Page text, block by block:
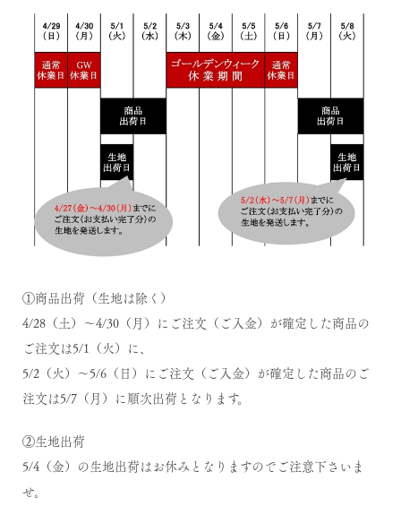
①商品出荷（生地は除く）
4/28（土）～4/30（月）にご注文（ご入金）が確定した商品の
ご注文は5/1（火）に、
5/2（火）～5/6（日）にご注文（ご入金）が確定した商品のご
注文は5/7（月）に順次出荷となります。
②生地出荷
5/4（金）の生地出荷はお休みとなりますのでご注意下さいま
せ。